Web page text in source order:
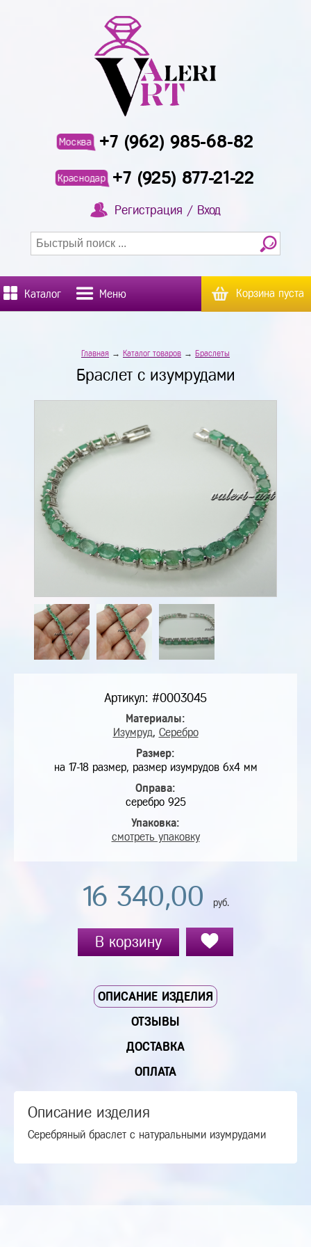
Москва +7 (962) 985-68-82
Краснодар +7 (925) 877-21-22
Регистрация / Вход
Каталог Меню Корзина пуста
Главная → Каталог товаров → Браслеты
Браслет с изумрудами
Артикул: #0003045
Материалы:
Изумруд, Серебро
Размер:
на 17-18 размер, размер изумрудов 6х4 мм
Оправа:
серебро 925
Упаковка:
смотреть упаковку
16 340,00 руб.
В корзину
ОПИСАНИЕ ИЗДЕЛИЯ
ОТЗЫВЫ
ДОСТАВКА
ОПЛАТА
Описание изделия
Серебряный браслет с натуральными изумрудами